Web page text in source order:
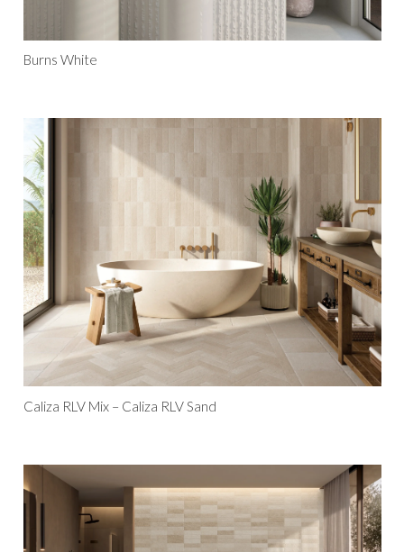
Burns White
Caliza RLV Mix – Caliza RLV Sand